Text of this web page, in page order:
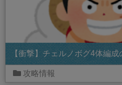
【衝撃】チェルノボグ4体編
攻略情報